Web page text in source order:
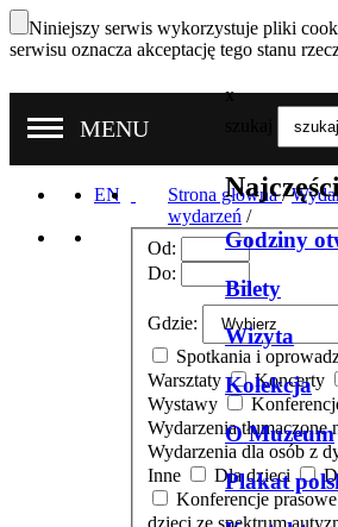
Niniejszy serwis wykorzystuje pliki
serwisu oznacza akceptację tego stanu
MENU
x
Godziny
Bilety
Wizyta
Kolekcja
O Muzeum
Plakat
EN Strona główna/
wydarzeń /
Od:
Do:
Gdzie:
Spotkania i
Warsztaty
Koncerty
Wystawy
Wydarzenia tłumaczone
Wydarzenia dla osób z
Inne
Dla dzieci
Konferencje prasowe
dzieci ze spektrum